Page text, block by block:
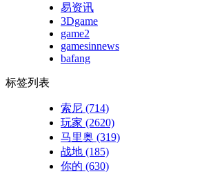
易资讯
3Dgame
game2
gamesinnews
bafang
标签列表
索尼 (714)
玩家 (2620)
马里奥 (319)
战地 (185)
你的 (630)